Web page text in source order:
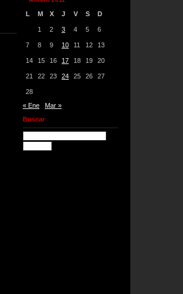
L M X J V S D
1 2 3 4 5 6
7 8 9 10 11 12 13
14 15 16 17 18 19 20
21 22 23 24 25 26 27
28
« Ene
Mar »
Buscar